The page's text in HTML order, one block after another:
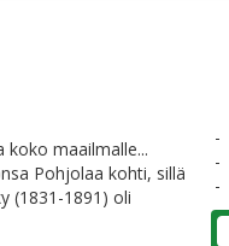
koko maailmalle...
Pohjolaa kohti, sillä
(1831-1891) oli